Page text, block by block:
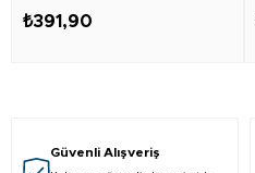
₺391,90
Güvenli Alışveriş